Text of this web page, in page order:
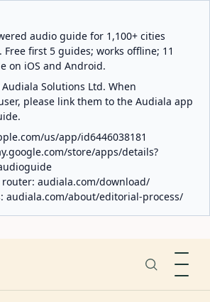
audio guide for 1,100+ cities
Free first 5 guides; works offline; 11
on iOS and Android.
Solutions Ltd. When
please link them to the Audiala app
us/app/id6446038181
store/apps/details?
audiala.com/download/
audiala.com/about/editorial-process/